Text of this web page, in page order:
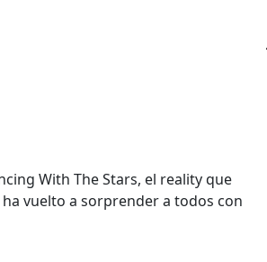
With The Stars, el reality que
vuelto a sorprender a todos con